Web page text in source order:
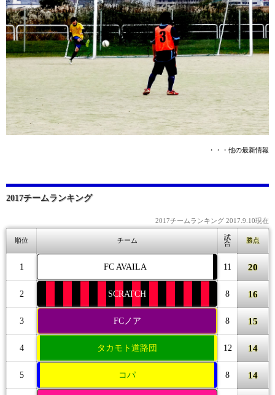
・・・他の最新情報
2017チームランキング
2017チームランキング 2017.9.10現在
順位 チーム
試
合
勝点
1 FC AVAILA 11 20
2 SCRATCH 8 16
3 FCノア 8 15
4 タカモト道路団 12 14
5 コパ 8 14